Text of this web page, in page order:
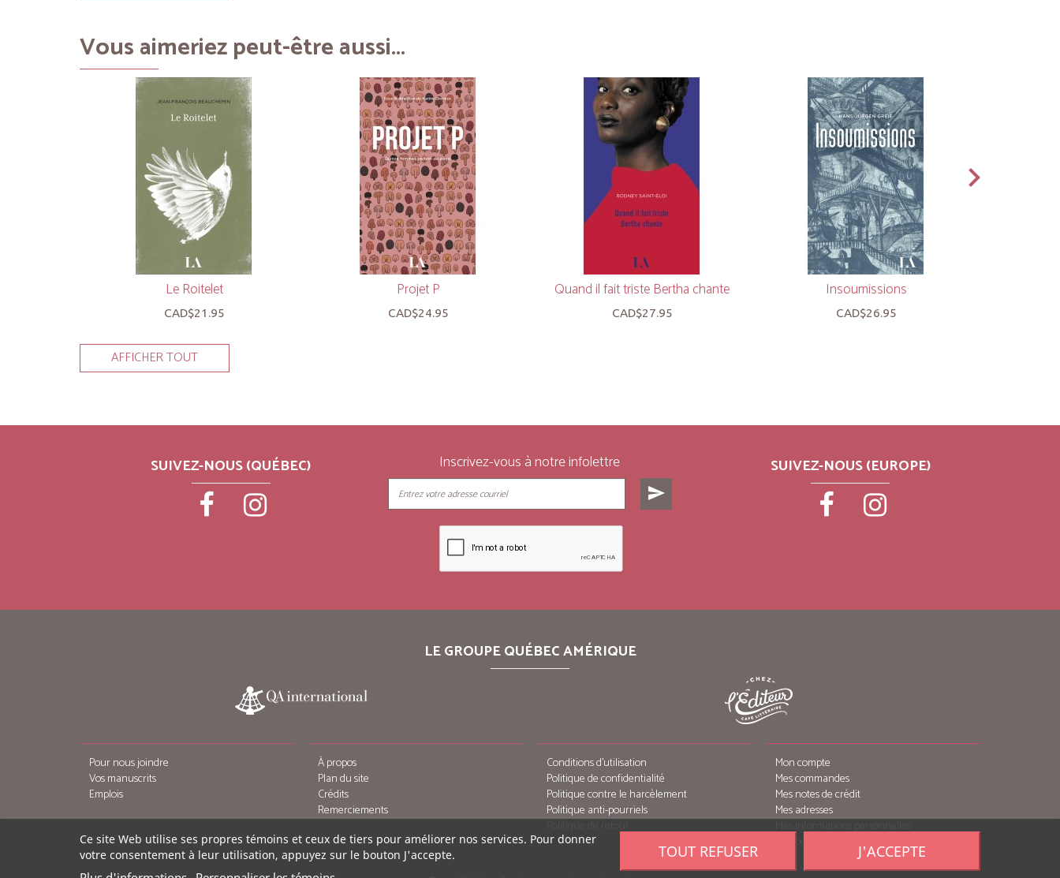
Vous aimeriez peut-être aussi...
Le Roitelet
CAD$21.95
Projet P
CAD$24.95
Quand il fait triste Bertha chante
CAD$27.95
Insoumissions
CAD$26.95
AFFICHER TOUT
SUIVEZ-NOUS (QUÉBEC) Inscrivez-vous à notre infolettre
send
SUIVEZ-NOUS (EUROPE)
LE GROUPE QUÉBEC AMÉRIQUE
Pour nous joindre
Vos manuscrits
Emplois
À propos
Plan du site
Crédits
Remerciements
Conditions d’utilisation
Politique de confidentialité
Politique contre le harcèlement
Politique anti-pourriels
Mon compte
Mes commandes
Mes notes de crédit
Mes adresses
Mes bons de réduction
Ce site Web utilise ses propres témoins et ceux de tiers pour améliorer nos services. Pour donner
votre consentement à leur utilisation, appuyez sur le bouton J'accepte.
TOUT REFUSER J'ACCEPTE